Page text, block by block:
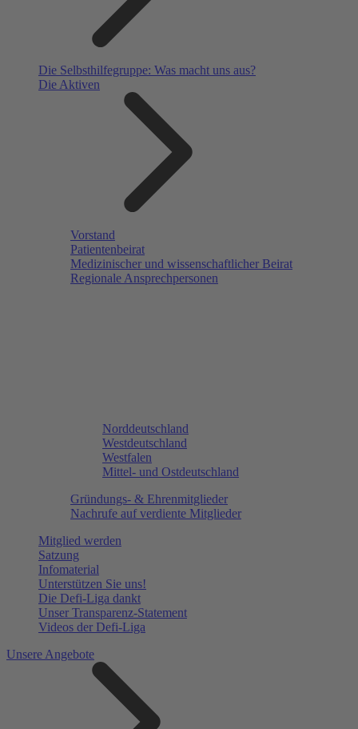
Die Selbsthilfegruppe: Was macht uns aus?
Die Aktiven
Vorstand
Patientenbeirat
Medizinischer und wissenschaftlicher Beirat
Regionale Ansprechpersonen
Norddeutschland
Westdeutschland
Westfalen
Mittel- und Ostdeutschland
Gründungs- & Ehrenmitglieder
Nachrufe auf verdiente Mitglieder
Mitglied werden
Satzung
Infomaterial
Unterstützen Sie uns!
Die Defi-Liga dankt
Unser Transparenz-Statement
Videos der Defi-Liga
Unsere Angebote